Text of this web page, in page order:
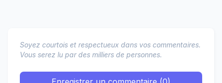
Soyez courtois et respectueux dans vos commentaires.
Vous serez lu par des milliers de personnes.